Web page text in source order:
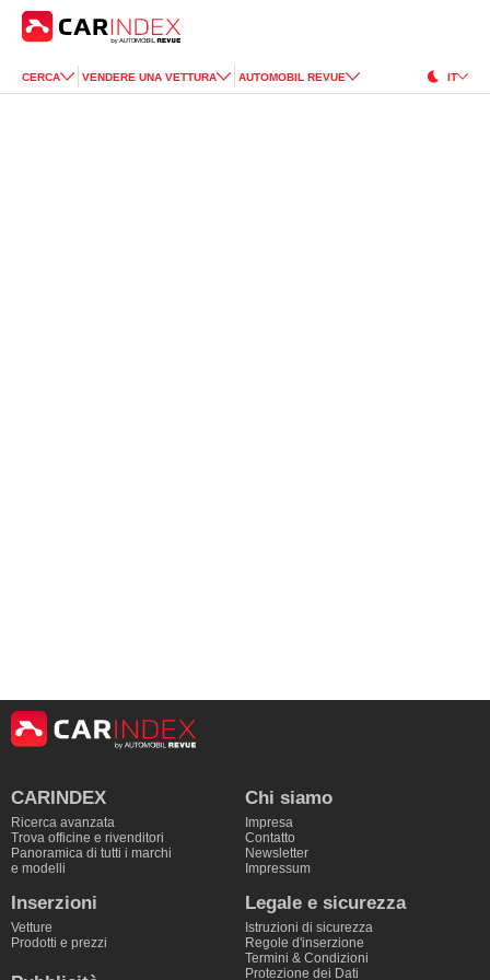
CERCA VENDERE UNA VETTURA AUTOMOBIL REVUE IT
CARINDEX
Ricerca avanzata
Trova officine e rivenditori
Panoramica di tutti i marchi
e modelli
Chi siamo
Impresa
Contatto
Newsletter
Impressum
Inserzioni
Vetture
Prodotti e prezzi
Legale e sicurezza
Istruzioni di sicurezza
Regole d'inserzione
Termini & Condizioni
Protezione dei Dati